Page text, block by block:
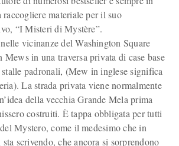
materiale per il suo
“I Misteri di Mystère”.
vicinanze del Washington Square
Mews in una traversa privata di case base
padronali, (Mew in inglese significa
La strada privata viene normalmente
della vecchia Grande Mela prima
costruiti. È tappa obbligata per tutti
Mystero, come il medesimo che in
scrivendo, che ancora si sorprendono